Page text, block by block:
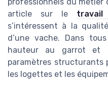
article sur le travail
s’intéressent à la
d’une vache. Dans
hauteur au garrot et
paramètres structurants
les logettes et les